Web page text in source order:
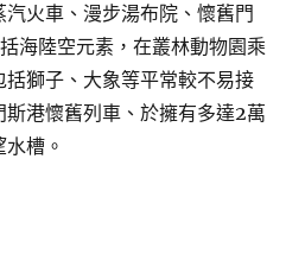
火車、漫步湯布院、懷舊門
海陸空元素，在叢林動物園乘
獅子、大象等平常較不易接
港懷舊列車、於擁有多達2萬
槽。